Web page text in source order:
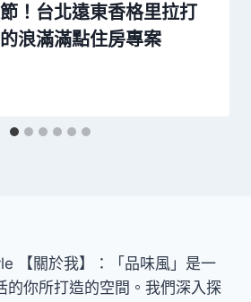
！台北遠東香格里拉打
浪滿滿點住房專案
【關於我】：「品味風」是一
的你所打造的空間。我們深入探